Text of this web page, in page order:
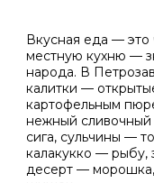
Вкусная еда — это
местную кухню —
народа. В
калитки —
картофельным
нежный сливочный
сига, сульчины —
калакукко — рыбу,
десерт — морошка,